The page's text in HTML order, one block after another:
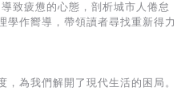
致疲憊的心態，剖析城市人倦怠
學作嚮導，帶領讀者尋找重新得力
為我們解開了現代生活的困局。